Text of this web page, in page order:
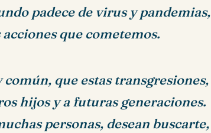
padece de virus y pandemias,
acciones que cometemos.
común, que estas transgresiones,
hijos y a futuras generaciones.
personas, desean buscarte,